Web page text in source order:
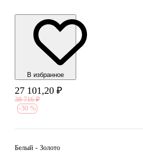
В избранноe
27 101,20 ₽
38 716 ₽
-30 %
Белый - Золото